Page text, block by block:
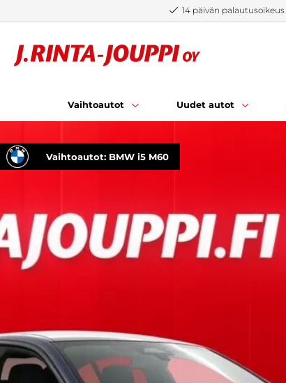
14 päivän palautusoikeus
Vaihtoautot Uudet autot
Vaihtoautot: BMW i5 M60